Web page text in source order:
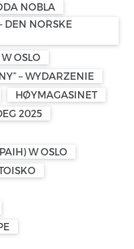
NOBLA
DEN NORSKE
OSLO
– WYDARZENIE
HØYMAGASINET
2025
W OSLO